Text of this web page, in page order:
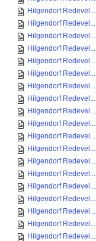
Hilgendorf Redevel...
Hilgendorf Redevel...
Hilgendorf Redevel...
Hilgendorf Redevel...
Hilgendorf Redevel...
Hilgendorf Redevel...
Hilgendorf Redevel...
Hilgendorf Redevel...
Hilgendorf Redevel...
Hilgendorf Redevel...
Hilgendorf Redevel...
Hilgendorf Redevel...
Hilgendorf Redevel...
Hilgendorf Redevel...
Hilgendorf Redevel...
Hilgendorf Redevel...
Hilgendorf Redevel...
Hilgendorf Redevel...
Hilgendorf Redevel...